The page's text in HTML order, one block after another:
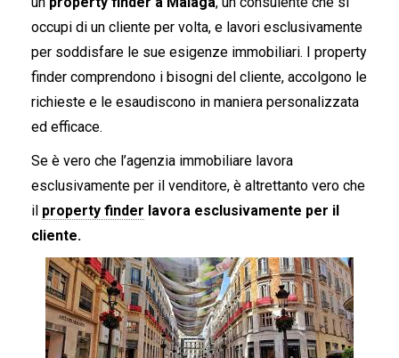
occupi di un cliente per volta, e lavori esclusivamente
per soddisfare le sue esigenze immobiliari. I property
finder comprendono i bisogni del cliente, accolgono le
richieste e le esaudiscono in maniera personalizzata
ed efficace.
Se è vero che l’agenzia immobiliare lavora
esclusivamente per il venditore, è altrettanto vero che
il property finder lavora esclusivamente per il
cliente.